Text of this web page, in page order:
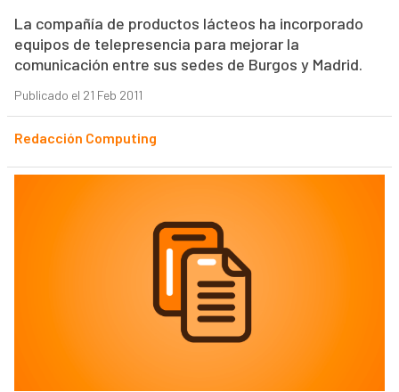
La compañía de productos lácteos ha incorporado
equipos de telepresencia para mejorar la
comunicación entre sus sedes de Burgos y Madrid.
Publicado el 21 Feb 2011
Redacción Computing